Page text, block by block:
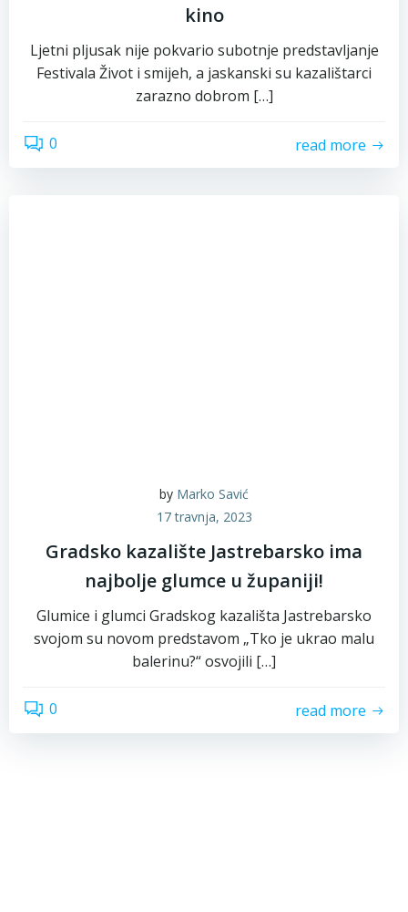
kino
Ljetni pljusak nije pokvario subotnje predstavljanje
Festivala Život i smijeh, a jaskanski su kazalištarci
zarazno dobrom […]
0 read more
by Marko Savić
17 travnja, 2023
Gradsko kazalište Jastrebarsko ima
najbolje glumce u županiji!
Glumice i glumci Gradskog kazališta Jastrebarsko
svojom su novom predstavom „Tko je ukrao malu
balerinu?“ osvojili […]
0 read more